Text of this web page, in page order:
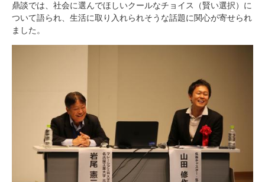
鼎談では、社会に選んでほしいクールなチョイス（賢い選択）に
ついて語られ、生活に取り入れられそうな話題に関心が寄せられ
ました。